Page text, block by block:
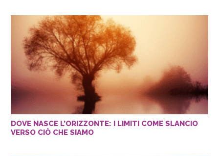
DOVE NASCE L’ORIZZONTE: I LIMITI COME SLANCIO
VERSO CIÒ CHE SIAMO